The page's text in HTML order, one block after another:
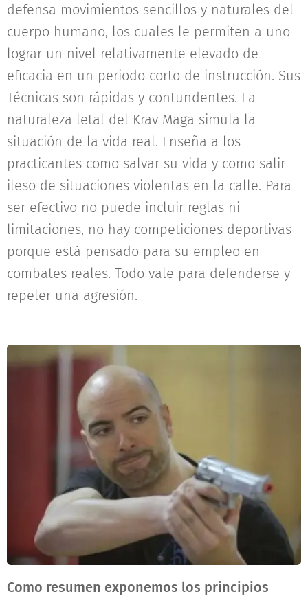
defensa movimientos sencillos y naturales del
cuerpo humano, los cuales le permiten a uno
lograr un nivel relativamente elevado de
eficacia en un periodo corto de instrucción. Sus
Técnicas son rápidas y contundentes. La
naturaleza letal del Krav Maga simula la
situación de la vida real. Enseña a los
practicantes como salvar su vida y como salir
ileso de situaciones violentas en la calle. Para
ser efectivo no puede incluir reglas ni
limitaciones, no hay competiciones deportivas
porque está pensado para su empleo en
combates reales. Todo vale para defenderse y
repeler una agresión.
Como resumen exponemos los principios